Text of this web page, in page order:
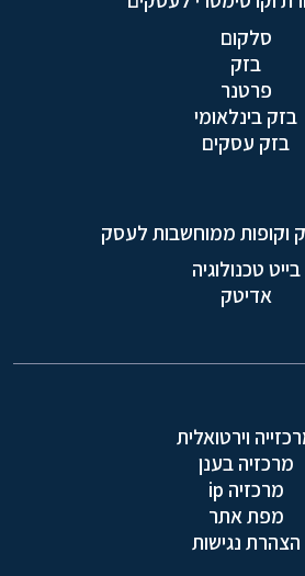
סלקום
בזק
פרטנר
בזק בינלאומי
בזק עסקים
וקופות ממוחשבות לעסק
בייט טכנולוגיה
אדיטק
וירטואלית
מרכזיה בענן
מרכזיה ip
מפת אתר
הצהרת נגישות